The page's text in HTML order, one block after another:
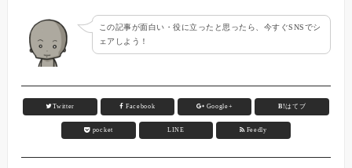
この記事が面白い・役に立ったと思ったら、今すぐSNSでシ
ェアしよう！
Twitter Facebook Google+ B!はてブ
pocket LINE Feedly